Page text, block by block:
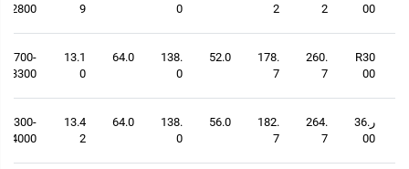
00
2
2
0
9
2800
R30
00
260.
7
178.
7
52.0
138.
0
64.0
13.1
0
2700-
3300
ر.36
00
264.
7
182.
7
56.0
138.
0
64.0
13.4
2
3300-
4000